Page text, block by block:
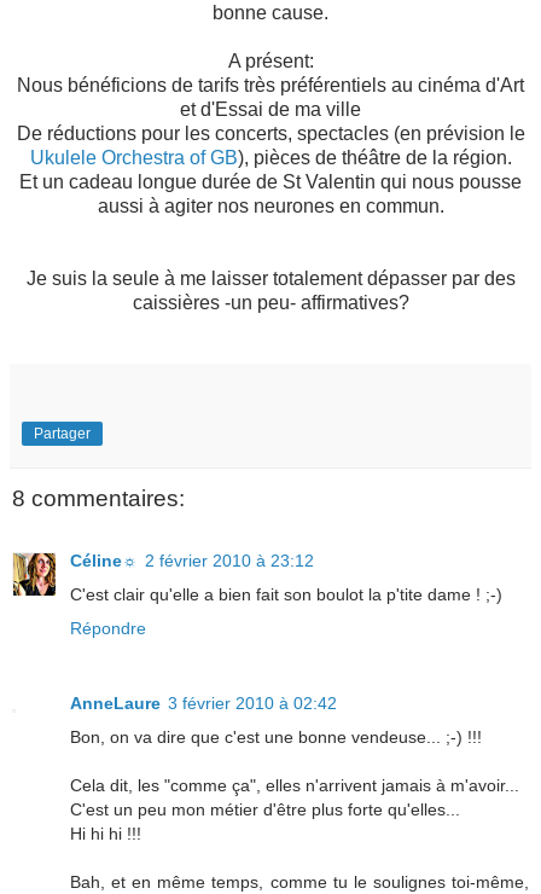
bonne cause.
A présent:
Nous bénéficions de tarifs très préférentiels au cinéma d'Art
et d'Essai de ma ville
De réductions pour les concerts, spectacles (en prévision le
Ukulele Orchestra of GB), pièces de théâtre de la région.
Et un cadeau longue durée de St Valentin qui nous pousse
aussi à agiter nos neurones en commun.
Je suis la seule à me laisser totalement dépasser par des
caissières -un peu- affirmatives?
Partager
8 commentaires:
Céline☼ 2 février 2010 à 23:12
C'est clair qu'elle a bien fait son boulot la p'tite dame ! ;-)
Répondre
AnneLaure 3 février 2010 à 02:42
Bon, on va dire que c'est une bonne vendeuse... ;-) !!!
Cela dit, les "comme ça", elles n'arrivent jamais à m'avoir...
C'est un peu mon métier d'être plus forte qu'elles...
Hi hi hi !!!
Bah, et en même temps, comme tu le soulignes toi-même,